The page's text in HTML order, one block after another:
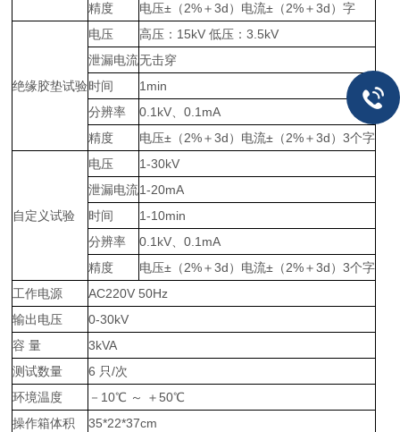
精度
电压±（2%＋3d）电流±（2%＋3d）字
绝缘胶垫试验
电压
高压：15kV 低压：3.5kV
泄漏电流无击穿
时间
1min
分辨率
0.1kV、0.1mA
精度
电压±（2%＋3d）电流±（2%＋3d）3个字
自定义试验
电压
1-30kV
泄漏电流1-20mA
时间
1-10min
分辨率
0.1kV、0.1mA
精度
电压±（2%＋3d）电流±（2%＋3d）3个字
工作电源
AC220V 50Hz
输出电压
0-30kV
容 量
3kVA
测试数量
6 只/次
环境温度
－10℃ ～ ＋50℃
操作箱体积
35*22*37cm